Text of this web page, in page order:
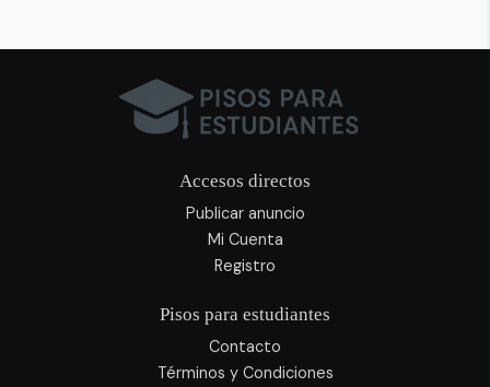
Accesos directos
Publicar anuncio
Mi Cuenta
Registro
Pisos para estudiantes
Contacto
Términos y Condiciones